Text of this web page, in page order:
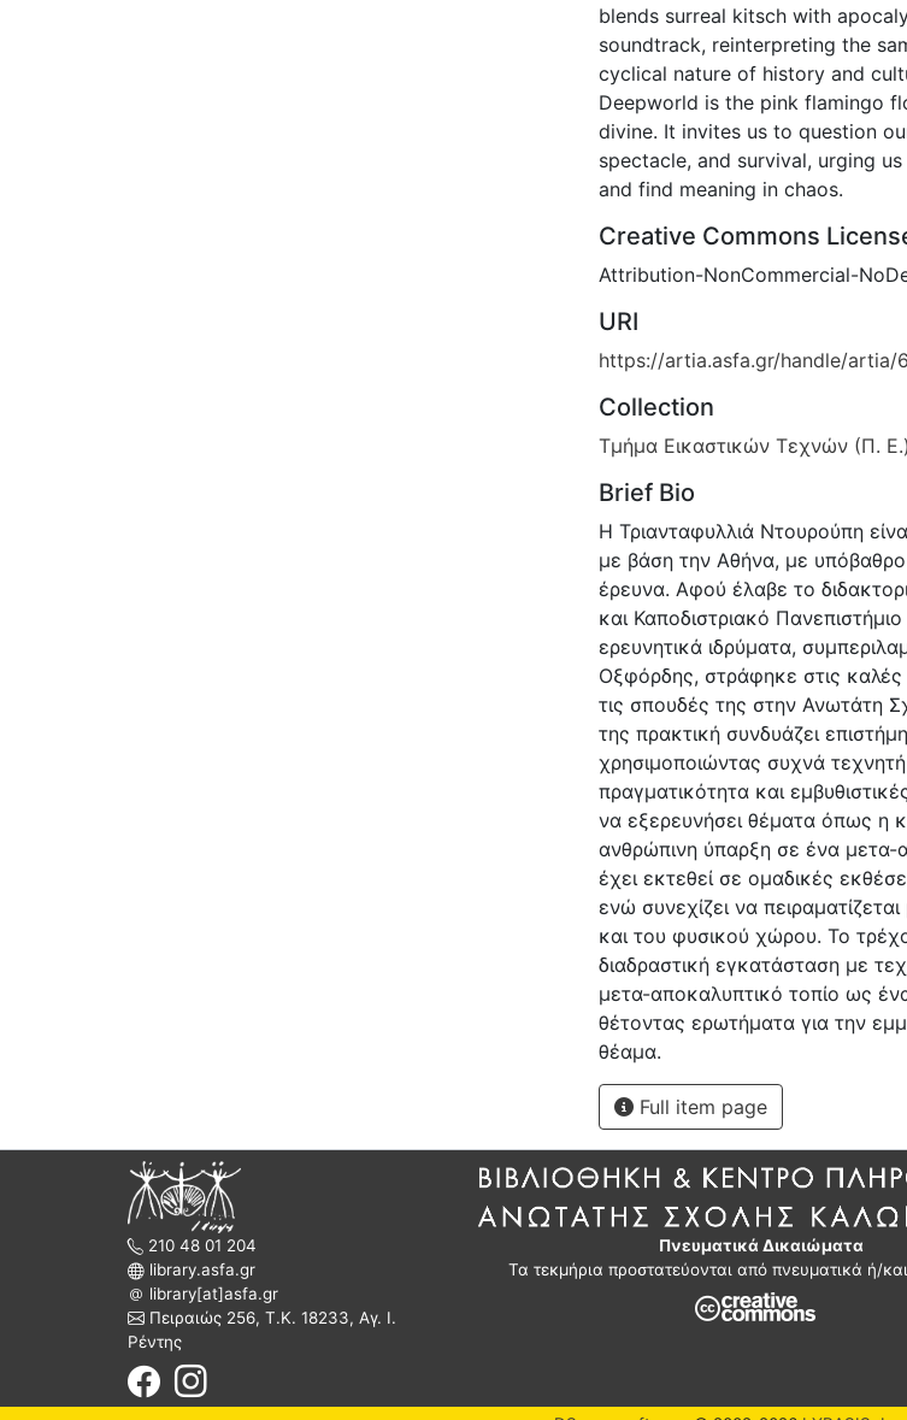
blends surreal kitsch with
soundtrack, reinterpreting the
cyclical nature of history and
Deepworld is the pink flamingo
divine. It invites us to question
spectacle, and survival, urging
and find meaning in chaos.
Creative Commons
Attribution-NonCommercial-
URI
https://artia.asfa.gr/handle/artia/
Collection
Τμήμα Εικαστικών Τεχνών (Π. Ε.)
Brief Bio
Η Τριανταφυλλιά Ντουρούπη
με βάση την Αθήνα, με υπόβαθρο
έρευνα. Αφού έλαβε το
και Καποδιστριακό
ερευνητικά ιδρύματα,
Οξφόρδης, στράφηκε στις
τις σπουδές της στην Ανωτάτη
της πρακτική συνδυάζει
χρησιμοποιώντας συχνά
πραγματικότητα και
να εξερευνήσει θέματα όπως η
ανθρώπινη ύπαρξη σε ένα
έχει εκτεθεί σε ομαδικές
ενώ συνεχίζει να
και του φυσικού χώρου. Το
διαδραστική εγκατάσταση με
μετα-αποκαλυπτικό τοπίο ως
θέτοντας ερωτήματα για την
θέαμα.
Full item page
210 48 01 204
library.asfa.gr
library[at]asfa.gr
Πειραιώς 256, Τ.Κ. 18233, Αγ. Ι.
Ρέντης
Πνευματικά Δικαιώματα
Τα τεκμήρια προστατεύονται από πνευματικά ή/